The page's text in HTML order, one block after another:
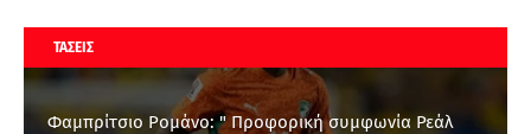
ΤΑΣΕΙΣ
Φαμπρίτσιο Ρομάνο: " Προφορική συμφωνία Ρεάλ